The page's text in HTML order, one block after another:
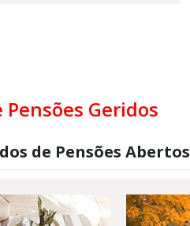
Pensões Geridos
de Pensões Abertos